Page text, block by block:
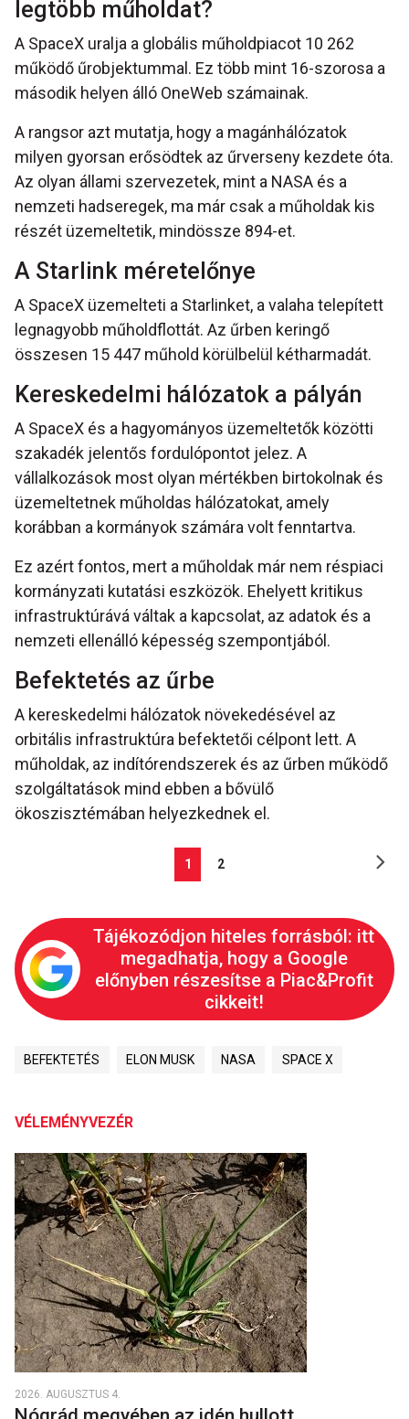
legtöbb műholdat?
A SpaceX uralja a globális műholdpiacot 10 262
működő űrobjektummal. Ez több mint 16-szorosa a
második helyen álló OneWeb számainak.
A rangsor azt mutatja, hogy a magánhálózatok
milyen gyorsan erősödtek az űrverseny kezdete óta.
Az olyan állami szervezetek, mint a NASA és a
nemzeti hadseregek, ma már csak a műholdak kis
részét üzemeltetik, mindössze 894-et.
A Starlink méretelőnye
A SpaceX üzemelteti a Starlinket, a valaha telepített
legnagyobb műholdflottát. Az űrben keringő
összesen 15 447 műhold körülbelül kétharmadát.
Kereskedelmi hálózatok a pályán
A SpaceX és a hagyományos üzemeltetők közötti
szakadék jelentős fordulópontot jelez. A
vállalkozások most olyan mértékben birtokolnak és
üzemeltetnek műholdas hálózatokat, amely
korábban a kormányok számára volt fenntartva.
Ez azért fontos, mert a műholdak már nem réspiaci
kormányzati kutatási eszközök. Ehelyett kritikus
infrastruktúrává váltak a kapcsolat, az adatok és a
nemzeti ellenálló képesség szempontjából.
Befektetés az űrbe
A kereskedelmi hálózatok növekedésével az
orbitális infrastruktúra befektetői célpont lett. A
műholdak, az indítórendszerek és az űrben működő
szolgáltatások mind ebben a bővülő
ökoszisztémában helyezkednek el.
1 2
Tájékozódjon hiteles forrásból: itt
megadhatja, hogy a Google
előnyben részesítse a Piac&Profit
cikkeit!
BEFEKTETÉS ELON MUSK NASA SPACE X
VÉLEMÉNYVEZÉR
2026. AUGUSZTUS 4.